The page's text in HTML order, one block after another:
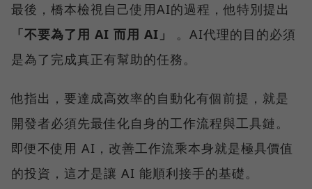
最後，橋本檢視自己使用AI的過程，他特別提出
「不要為了用 AI 而用 AI」
。AI代理的目的必須
是為了完成真正有幫助的任務。
他指出，要達成高效率的自動化有個前提，就是
開發者必須先最佳化自身的工作流程與工具鏈。
即便不使用 AI，改善工作流乘本身就是極具價值
的投資，這才是讓 AI 能順利接手的基礎。